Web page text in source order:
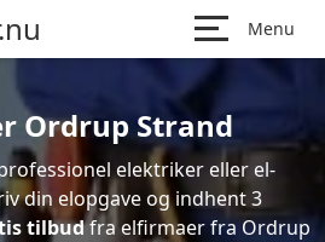
Menu
Ordrup Strand
elektriker eller el-
din elopgave og indhent 3
tilbudfra elfirmaer fra Ordrup